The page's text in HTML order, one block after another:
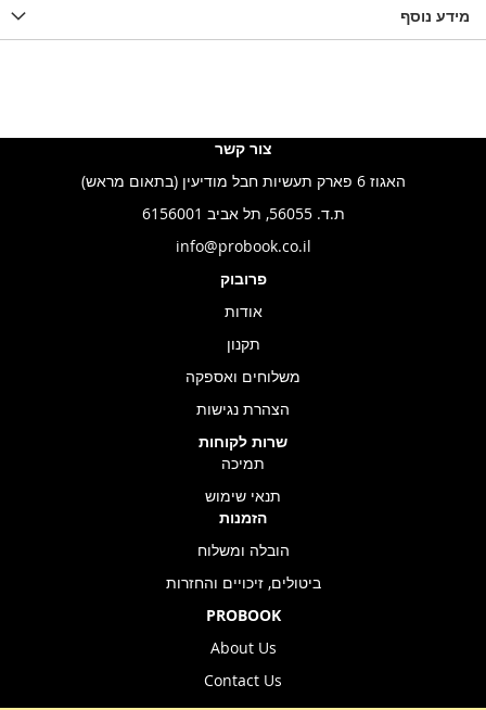
מידע נוסף
צור קשר
האגוז 6 פארק תעשיות חבל מודיעין (בתאום מראש)
ת.ד. 56055, תל אביב 6156001
info@probook.co.il
פרובוק
אודות
תקנון
משלוחים ואספקה
הצהרת נגישות
שרות לקוחות
תמיכה
תנאי שימוש
הזמנות
הובלה ומשלוח
ביטולים, זיכויים והחזרות
PROBOOK
About Us
Contact Us